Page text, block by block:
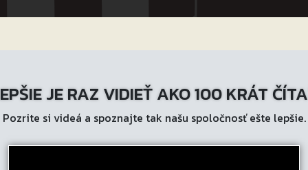
JE RAZ VIDIEŤ AKO 100 KRÁT
Pozrite si videá a spoznajte tak našu spoločnosť ešte lepšie.